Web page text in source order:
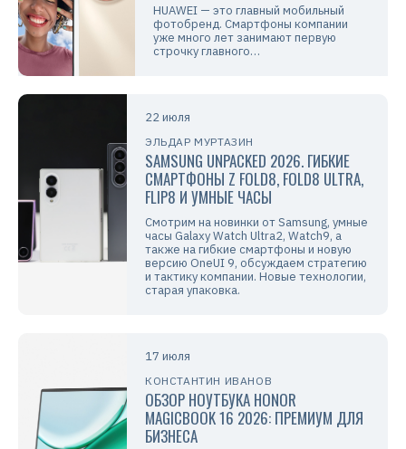
HUAWEI — это главный мобильный
фотобренд. Смартфоны компании
уже много лет занимают первую
строчку главного…
22 июля
ЭЛЬДАР МУРТАЗИН
SAMSUNG UNPACKED 2026. ГИБКИЕ
СМАРТФОНЫ Z FOLD8, FOLD8 ULTRA,
FLIP8 И УМНЫЕ ЧАСЫ
Смотрим на новинки от Samsung, умные
часы Galaxy Watch Ultra2, Watch9, а
также на гибкие смартфоны и новую
версию OneUI 9, обсуждаем стратегию
и тактику компании. Новые технологии,
старая упаковка.
17 июля
КОНСТАНТИН ИВАНОВ
ОБЗОР НОУТБУКА HONOR
MAGICBOOK 16 2026: ПРЕМИУМ ДЛЯ
БИЗНЕСА